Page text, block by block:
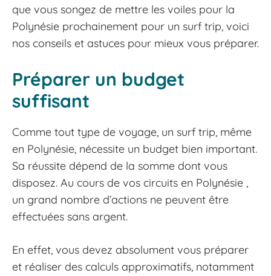
que vous songez de mettre les voiles pour la
Polynésie prochainement pour un surf trip, voici
nos conseils et astuces pour mieux vous préparer.
Préparer un budget
suffisant
Comme tout type de voyage, un surf trip, même
en Polynésie, nécessite un budget bien important.
Sa réussite dépend de la somme dont vous
disposez. Au cours de vos circuits en Polynésie ,
un grand nombre d’actions ne peuvent être
effectuées sans argent.
En effet, vous devez absolument vous préparer
et réaliser des calculs approximatifs, notamment